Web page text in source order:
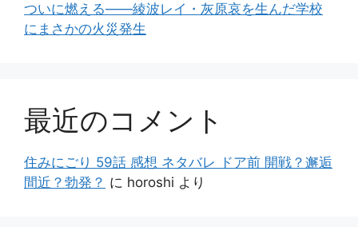
ついに燃える――綾波レイ・灰原哀を生んだ学校
にまさかの火災発生
最近のコメント
住みにごり 59話 感想 ネタバレ ドア前 開戦？邂逅
間近？勃発？ に horoshi より